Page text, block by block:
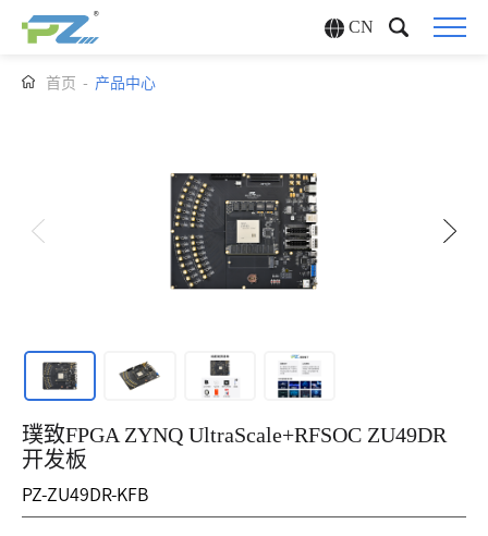
CN
首页 - 产品中心
璞致FPGA ZYNQ UltraScale+RFSOC ZU49DR
开发板
PZ-ZU49DR-KFB